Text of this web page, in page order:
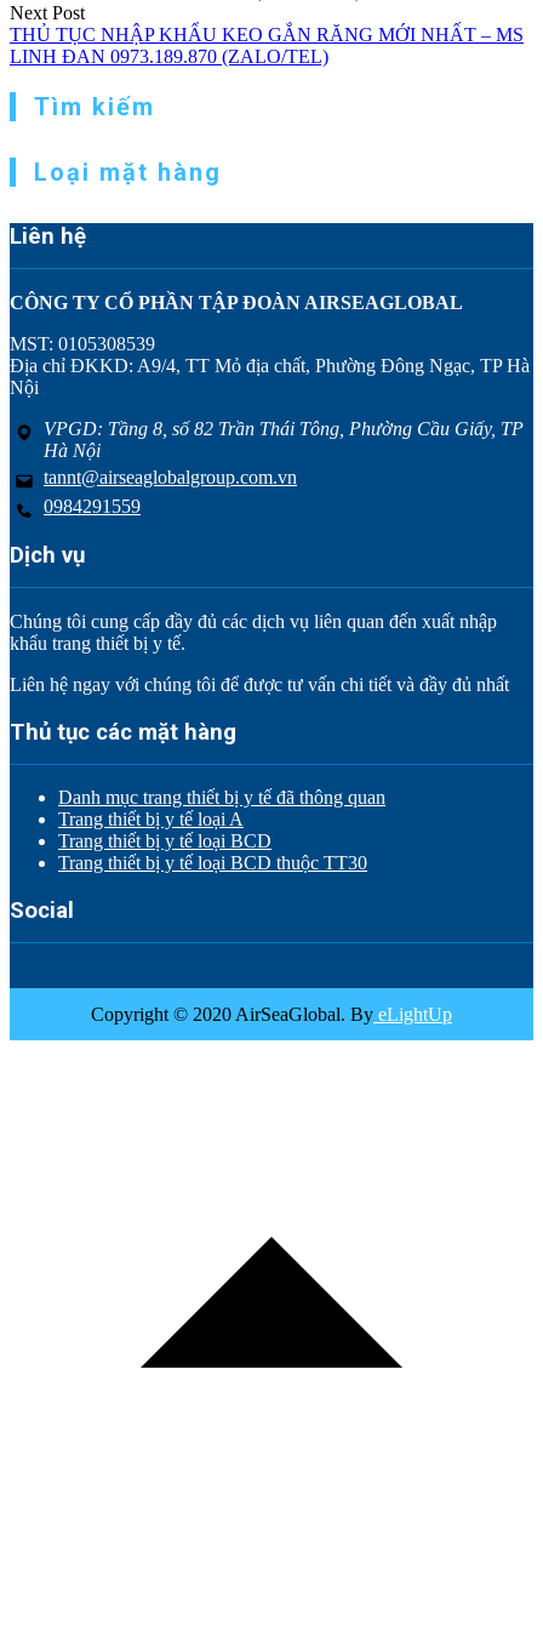
Next Post
THỦ TỤC NHẬP KHẨU KEO GẮN RĂNG MỚI NHẤT – MS
LINH ĐAN 0973.189.870 (ZALO/TEL)
Tìm kiếm
Loại mặt hàng
Liên hệ
CÔNG TY CỔ PHẦN TẬP ĐOÀN AIRSEAGLOBAL
MST: 0105308539
Địa chỉ ĐKKD: A9/4, TT Mỏ địa chất, Phường Đông Ngạc, TP Hà
Nội
VPGD: Tầng 8, số 82 Trần Thái Tông, Phường Cầu Giấy, TP
Hà Nội
tannt@airseaglobalgroup.com.vn
0984291559
Dịch vụ
Chúng tôi cung cấp đầy đủ các dịch vụ liên quan đến xuất nhập
khẩu trang thiết bị y tế.
Liên hệ ngay với chúng tôi để được tư vấn chi tiết và đầy đủ nhất
Thủ tục các mặt hàng
Danh mục trang thiết bị y tế đã thông quan
Trang thiết bị y tế loại A
Trang thiết bị y tế loại BCD
Trang thiết bị y tế loại BCD thuộc TT30
Social
Copyright © 2020 AirSeaGlobal. By eLightUp